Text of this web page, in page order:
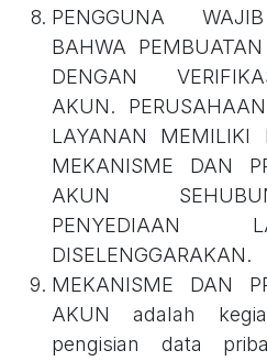
PENGGUNA
BAHWA
DENGAN
AKUN.
LAYANAN MEMILIKI
MEKANISME DAN
AKUN
PENYEDIAAN
DISELENGGARAKAN.
MEKANISME DAN
AKUN adalah
pengisian data